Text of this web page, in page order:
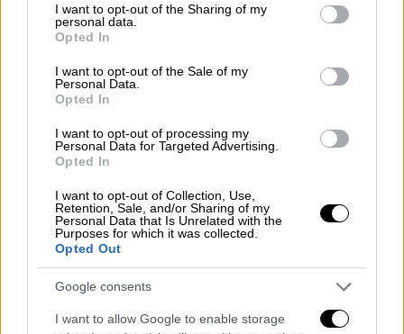
not limited to your visit or usage behaviour. You may click to
grant or deny consent to Google and its third-party tags to
use your data for below specified purposes in below Google
consent section.
I want to opt-out of the Sharing of my
personal data.
Opted In
I want to opt-out of the Sale of my
Personal Data.
Opted In
I want to opt-out of processing my
Personal Data for Targeted Advertising.
Opted In
I want to opt-out of Collection, Use,
Retention, Sale, and/or Sharing of my
Personal Data that Is Unrelated with the
Purposes for which it was collected.
Opted Out
Google consents
I want to allow Google to enable storage
Αθλητισμός|22.01.2025 23:12
Μίμης Δομάζος: Η μεγαλύτερη
αναμέτρηση ζωής του «Στρατηγού» -
Παραμένει σε κρίσιμη κατάσταση
Ώρες μεγάλης αγωνίας για τον παλαίμαχο